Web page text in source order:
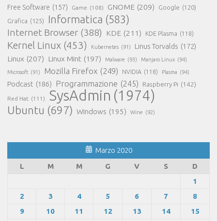
Free Software (157) Game (108) GNOME (209) Google (120)
Grafica (125) Informatica (583)
Internet Browser (388) KDE (211) KDE Plasma (118)
Kernel Linux (453) Kubernetes (91) Linus Torvalds (172)
Linux (207) Linux Mint (197) Malware (93) Manjaro Linux (94)
Microsoft (91) Mozilla Firefox (249) NVIDIA (118) Plasma (94)
Podcast (186) Programmazione (245) Raspberry Pi (142)
Red Hat (111) SysAdmin (1974)
Ubuntu (697) Windows (195) Wine (92)
Marzo 2020
L
M M G V S
D
1
2
3 4 5 6 7
8
9
10 11 12 13 14
15